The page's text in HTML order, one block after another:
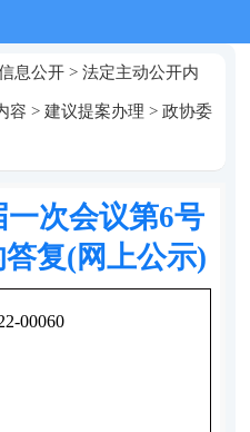
息公开> 法定主动公开内
容 > 建议提案办理 > 政协委
次会议第6号
复(网上公示)
00060